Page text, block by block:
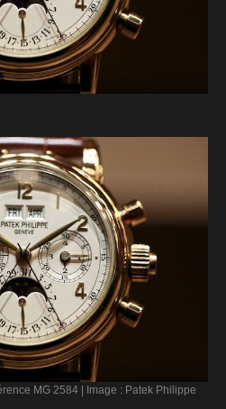
MG 2584 | Image : Patek Philippe